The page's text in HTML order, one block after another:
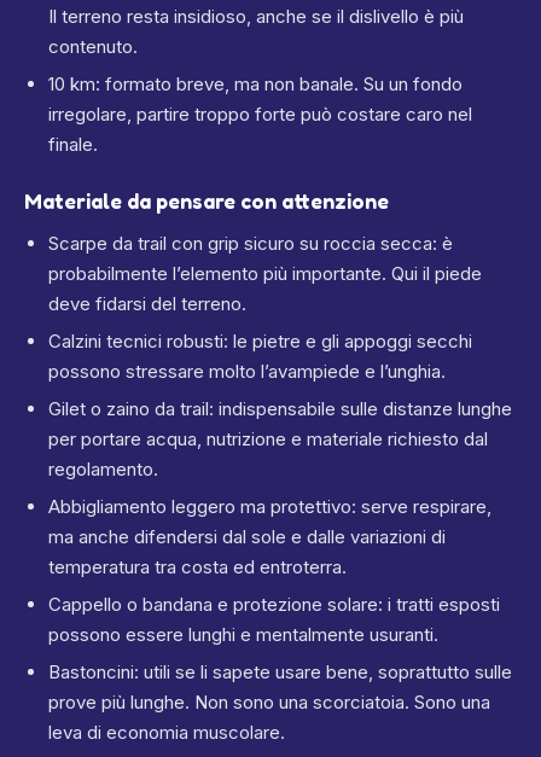
Il terreno resta insidioso, anche se il dislivello è più
contenuto.
10 km: formato breve, ma non banale. Su un fondo
irregolare, partire troppo forte può costare caro nel
finale.
Materiale da pensare con attenzione
Scarpe da trail con grip sicuro su roccia secca: è
probabilmente l’elemento più importante. Qui il piede
deve fidarsi del terreno.
Calzini tecnici robusti: le pietre e gli appoggi secchi
possono stressare molto l’avampiede e l’unghia.
Gilet o zaino da trail: indispensabile sulle distanze lunghe
per portare acqua, nutrizione e materiale richiesto dal
regolamento.
Abbigliamento leggero ma protettivo: serve respirare,
ma anche difendersi dal sole e dalle variazioni di
temperatura tra costa ed entroterra.
Cappello o bandana e protezione solare: i tratti esposti
possono essere lunghi e mentalmente usuranti.
Bastoncini: utili se li sapete usare bene, soprattutto sulle
prove più lunghe. Non sono una scorciatoia. Sono una
leva di economia muscolare.